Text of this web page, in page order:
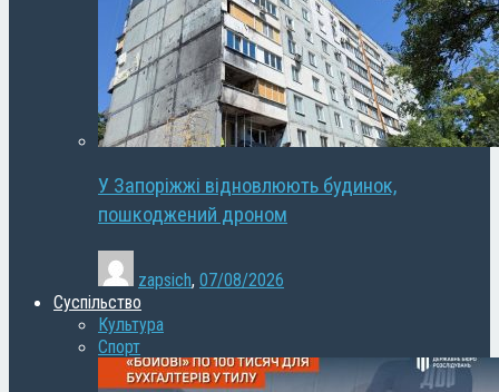
У Запоріжжі відновлюють будинок,
пошкоджений дроном
zapsich, 07/08/2026
Суспільство
Культура
Спорт